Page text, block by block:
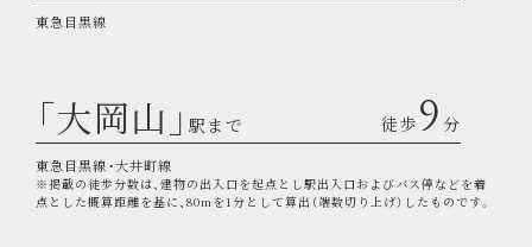
東急目黒線
「大岡山」 駅まで 徒歩 9 分
東急目黒線・大井町線
※掲載の徒歩分数は、建物の出入口を起点とし駅出入口およびバス停などを着
点とした概算距離を基に、80mを1分として算出（端数切り上げ）したものです。